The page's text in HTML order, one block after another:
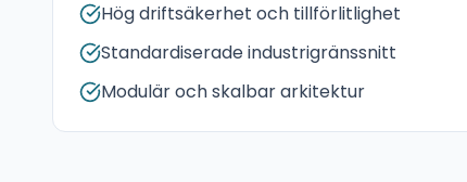
Hög driftsäkerhet och tillförlitlighet
Standardiserade industrigränssnitt
Modulär och skalbar arkitektur